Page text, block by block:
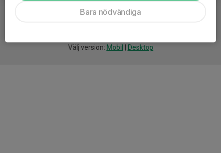
Välj version: Mobil Desktop
Bara nödvändiga